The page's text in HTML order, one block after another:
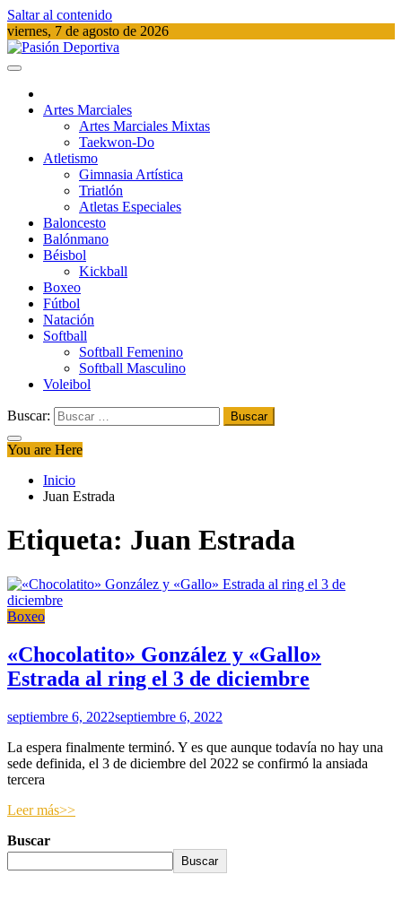
Saltar al contenido
viernes, 7 de agosto de 2026
Artes Marciales
Artes Marciales Mixtas
Taekwon-Do
Atletismo
Gimnasia Artística
Triatlón​
Atletas Especiales
Baloncesto
Balónmano
Béisbol
Kickball​
Boxeo
Fútbol
Natación​
Softball​
Softball​ Femenino
Softball​ Masculino
Voleibol​
Buscar:
You are Here
Inicio
Juan Estrada
Etiqueta: Juan Estrada
Boxeo
«Chocolatito» González y «Gallo»
Estrada al ring el 3 de diciembre
septiembre 6, 2022septiembre 6, 2022
La espera finalmente terminó. Y es que aunque todavía no hay una
sede definida, el 3 de diciembre del 2022 se confirmó la ansiada
tercera
Leer más>>
Buscar
Buscar